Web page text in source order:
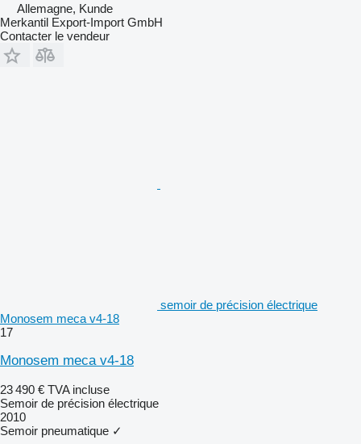
Allemagne, Kunde
Merkantil Export-Import GmbH
Contacter le vendeur
semoir de précision électrique
Monosem meca v4-18
17
Monosem meca v4-18
23 490 € TVA incluse
Semoir de précision électrique
2010
Semoir pneumatique ✓